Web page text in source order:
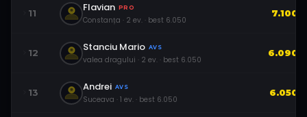
11 Flavian PRO
Constanța · 2 ev. · best 6.050
7.100
12 Stanciu Mario AVS
valea dragului · 2 ev. · best 6.050
6.090
13 Andrei AVS
Suceava · 1 ev. · best 6.050
6.050